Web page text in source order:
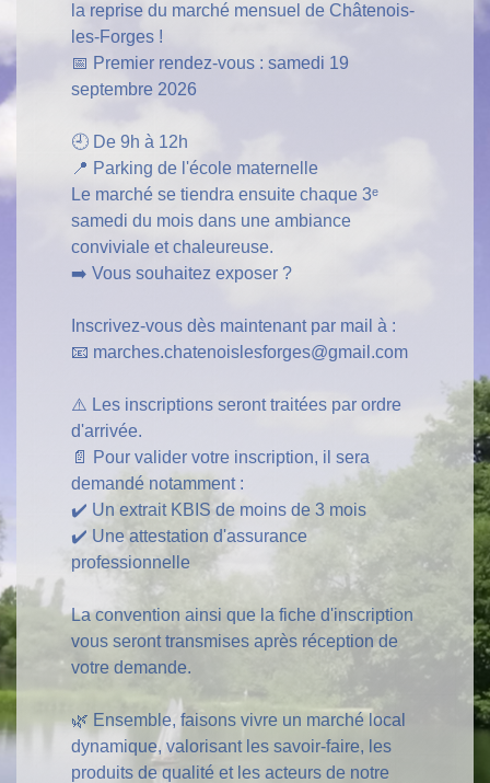
la reprise du marché mensuel de Châtenois-
les-Forges !
📅 Premier rendez-vous : samedi 19
septembre 2026
🕘 De 9h à 12h
📍 Parking de l'école maternelle
Le marché se tiendra ensuite chaque 3ᵉ
samedi du mois dans une ambiance
conviviale et chaleureuse.
➡️ Vous souhaitez exposer ?
Inscrivez-vous dès maintenant par mail à :
📧 marches.chatenoislesforges@gmail.com
⚠️ Les inscriptions seront traitées par ordre
d'arrivée.
📄 Pour valider votre inscription, il sera
demandé notamment :
✔️ Un extrait KBIS de moins de 3 mois
✔️ Une attestation d'assurance
professionnelle
La convention ainsi que la fiche d'inscription
vous seront transmises après réception de
votre demande.
🌿 Ensemble, faisons vivre un marché local
dynamique, valorisant les savoir-faire, les
produits de qualité et les acteurs de notre